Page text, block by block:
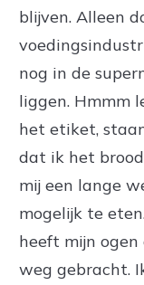
blijven. Alleen
nog in de
liggen. Hmmm
het etiket,
dat ik het
mij een lange
mogelijk te
heeft mijn ogen
weg gebracht.